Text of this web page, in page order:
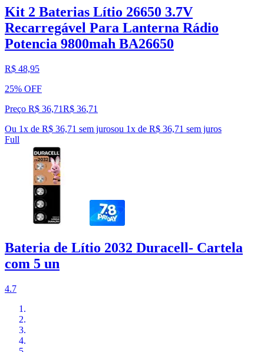
Kit 2 Baterias Lítio 26650 3.7V
Recarregável Para Lanterna Rádio
Potencia 9800mah BA26650
R$ 48,95
25% OFF
Preço R$ 36,71R$ 36,71
Ou 1x de R$ 36,71 sem jurosou 1x de R$ 36,71 sem juros
Full
Bateria de Lítio 2032 Duracell- Cartela
com 5 un
4.7